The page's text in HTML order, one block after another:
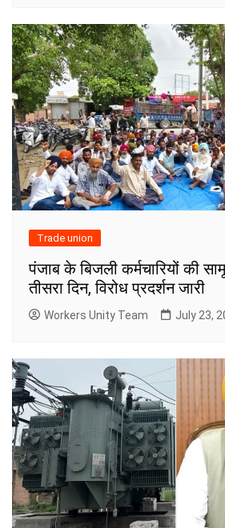
Trade union
पंजाब के बिजली कर्मचारियों की
तीसरा दिन, विरोध प्रदर्शन जारी
Workers Unity Team July 23,